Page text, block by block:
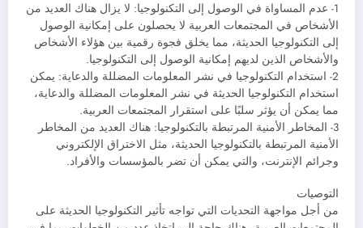
1- عدم المساواة في الوصول إلى التكنولوجيا: لا يزال هناك العديد من
الأشخاص في المجتمعات العربية لا يحصلون على إمكانية الوصول
إلى التكنولوجيا الحديثة، مما يخلق فجوة رقمية بين هؤلاء الأشخاص
والأشخاص الذين لديهم إمكانية الوصول إلى التكنولوجيا.
2- استخدام التكنولوجيا في نشر المعلومات المضللة والدعاية: يمكن
استخدام التكنولوجيا الحديثة في نشر المعلومات المضللة والدعاية،
مما يمكن أن يؤثر سلبًا على استقرار المجتمعات العربية.
3- المخاطر الأمنية المرتبطة بالتكنولوجيا: هناك العديد من المخاطر
الأمنية المرتبطة بالتكنولوجيا الحديثة، مثل الاختراق الإلكتروني
وجرائم الإنترنت، والتي يمكن أن تضر بالمؤسسات والأفراد.
التوصيات
من أجل مواجهة التحديات التي تواجه تأثير التكنولوجيا الحديثة على